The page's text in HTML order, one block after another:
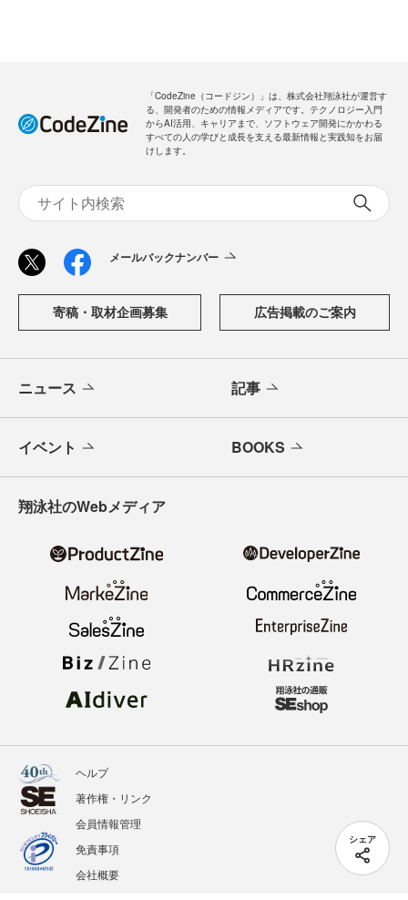
シェア
「CodeZine（コードジン）」は、株式会社翔泳社が運営す
る、開発者のための情報メディアです。テクノロジー入門
からAI活用、キャリアまで、ソフトウェア開発にかかわる
すべての人の学びと成長を支える最新情報と実践知をお届
けします。
メールバックナンバー
寄稿・取材企画募集 広告掲載のご案内
ニュース 記事
イベント BOOKS
翔泳社のWebメディア
ヘルプ
著作権・リンク
会員情報管理
免責事項
会社概要